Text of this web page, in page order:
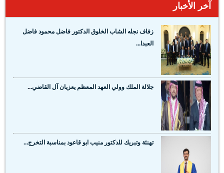
آخر الأخبار
زفاف نجله الشاب الخلوق الدكتور فاضل محمود فاضل
العبدا...
جلالة الملك وولي العهد المعظم يعزيان آل القاضي...
تهنئة وتبريك للدكتور منيب ابو قاعود بمناسبة التخرج...